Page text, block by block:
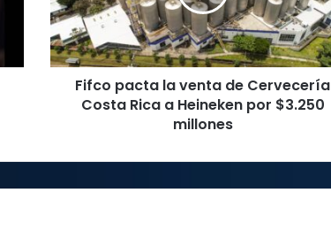
Cervecería
Costa
Rica
a
Heineken
Fifco pacta la venta de Cervecería
Costa Rica a Heineken por $3.250
millones